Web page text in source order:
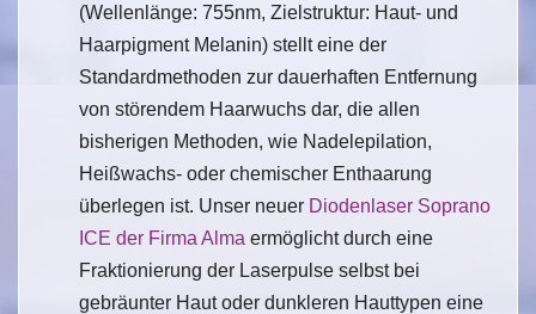
(Wellenlänge: 755nm, Zielstruktur: Haut- und
Haarpigment Melanin) stellt eine der
Standardmethoden zur dauerhaften Entfernung
von störendem Haarwuchs dar, die allen
bisherigen Methoden, wie Nadelepilation,
Heißwachs- oder chemischer Enthaarung
überlegen ist. Unser neuer Diodenlaser Soprano
ICE der Firma Alma ermöglicht durch eine
Fraktionierung der Laserpulse selbst bei
gebräunter Haut oder dunkleren Hauttypen eine